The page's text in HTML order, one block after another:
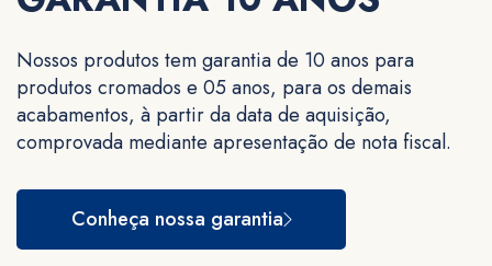
Nossos produtos tem garantia de 10 anos para
produtos cromados e 05 anos, para os demais
acabamentos, à partir da data de aquisição,
comprovada mediante apresentação de nota fiscal.
Conheça nossa garantia